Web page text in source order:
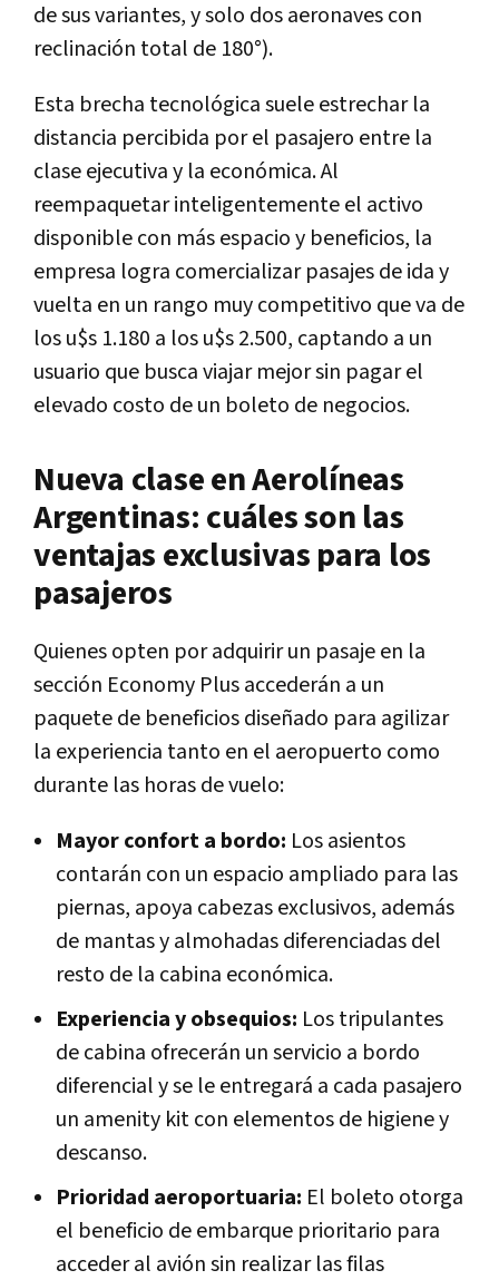
de sus variantes, y solo dos aeronaves con
reclinación total de 180°).
Esta brecha tecnológica suele estrechar la
distancia percibida por el pasajero entre la
clase ejecutiva y la económica. Al
reempaquetar inteligentemente el activo
disponible con más espacio y beneficios, la
empresa logra comercializar pasajes de ida y
vuelta en un rango muy competitivo que va de
los u$s 1.180 a los u$s 2.500, captando a un
usuario que busca viajar mejor sin pagar el
elevado costo de un boleto de negocios.
Nueva clase en Aerolíneas
Argentinas: cuáles son las
ventajas exclusivas para los
pasajeros
Quienes opten por adquirir un pasaje en la
sección Economy Plus accederán a un
paquete de beneficios diseñado para agilizar
la experiencia tanto en el aeropuerto como
durante las horas de vuelo:
Mayor confort a bordo: Los asientos
contarán con un espacio ampliado para las
piernas, apoya cabezas exclusivos, además
de mantas y almohadas diferenciadas del
resto de la cabina económica.
Experiencia y obsequios: Los tripulantes
de cabina ofrecerán un servicio a bordo
diferencial y se le entregará a cada pasajero
un amenity kit con elementos de higiene y
descanso.
Prioridad aeroportuaria: El boleto otorga
el beneficio de embarque prioritario para
acceder al avión sin realizar las filas